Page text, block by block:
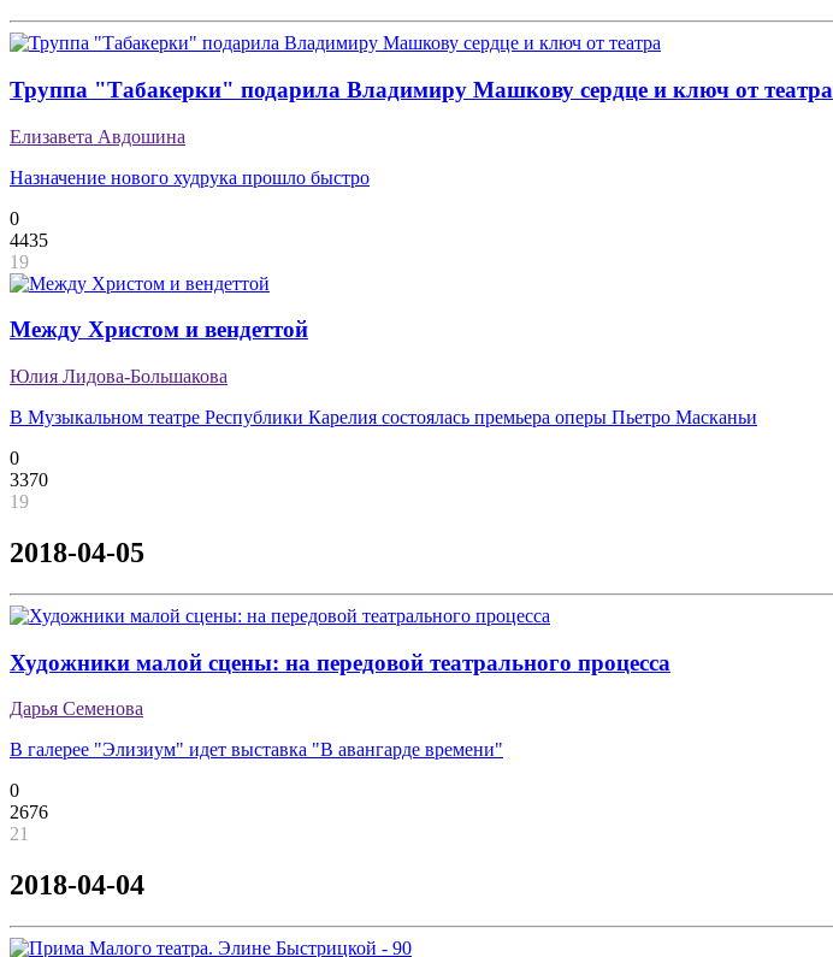
Труппа "Табакерки" подарила Владимиру Машкову сердце и ключ от театра
Елизавета Авдошина
Назначение нового худрука прошло быстро
0
4435
19
Между Христом и вендеттой
Юлия Лидова-Большакова
В Музыкальном театре Республики Карелия состоялась премьера оперы Пьетро Масканьи
0
3370
19
2018-04-05
Художники малой сцены: на передовой театрального процесса
Дарья Семенова
В галерее "Элизиум" идет выставка "В авангарде времени"
0
2676
21
2018-04-04